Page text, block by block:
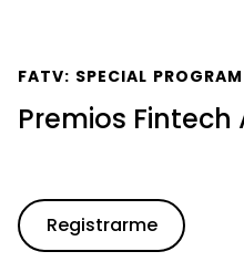
FATV: SPECIAL PROGRAM
Premios Fintech
Registrarme